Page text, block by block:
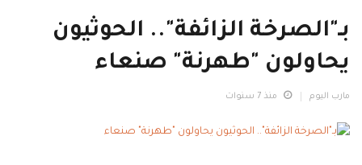
بـ"الصرخة الزائفة".. الحوثيون
يحاولون "طهرنة" صنعاء
مارب اليوم منذ 7 سنوات